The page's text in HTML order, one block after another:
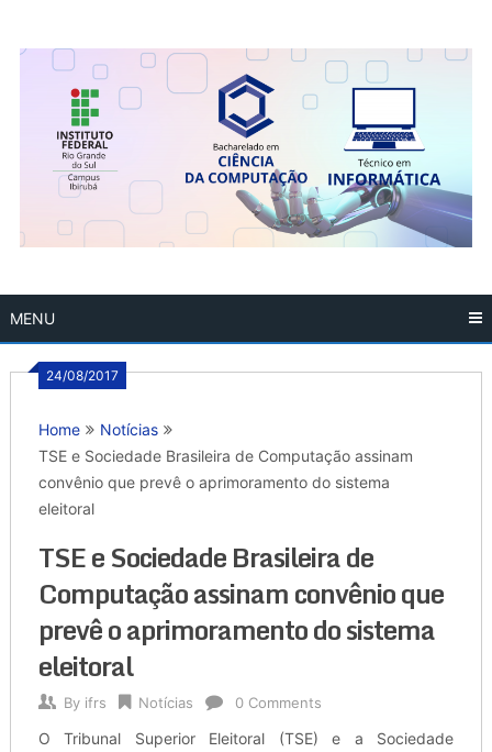
MENU
24/08/2017
Home
Notícias
TSE e Sociedade Brasileira de Computação assinam
convênio que prevê o aprimoramento do sistema
eleitoral
TSE e Sociedade Brasileira de
Computação assinam convênio que
prevê o aprimoramento do sistema
eleitoral
By ifrs Notícias 0 Comments
O Tribunal Superior Eleitoral (TSE) e a Sociedade